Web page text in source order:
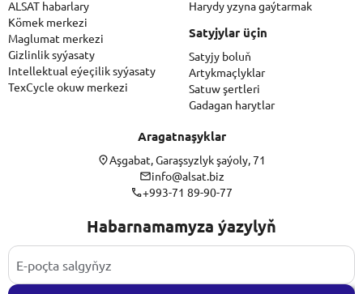
ALSAT habarlary
Kömek merkezi
Maglumat merkezi
Gizlinlik syýasaty
Intellektual eýeçilik syýasaty
TexCycle okuw merkezi
Harydy yzyna gaýtarmak
Satyjylar üçin
Satyjy boluň
Artykmaçlyklar
Satuw şertleri
Gadagan harytlar
Aragatnaşyklar
Aşgabat, Garaşsyzlyk şaýoly, 71
info@alsat.biz
+993-71 89-90-77
Habarnamamyza ýazylyň